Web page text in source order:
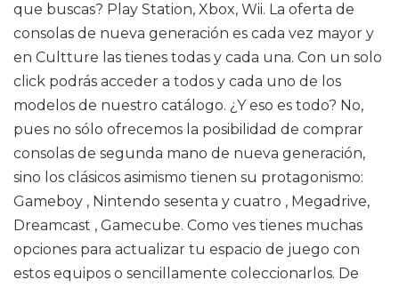
que buscas? Play Station, Xbox, Wii. La oferta de
consolas de nueva generación es cada vez mayor y
en Cultture las tienes todas y cada una. Con un solo
click podrás acceder a todos y cada uno de los
modelos de nuestro catálogo. ¿Y eso es todo? No,
pues no sólo ofrecemos la posibilidad de comprar
consolas de segunda mano de nueva generación,
sino los clásicos asimismo tienen su protagonismo:
Gameboy , Nintendo sesenta y cuatro , Megadrive,
Dreamcast , Gamecube. Como ves tienes muchas
opciones para actualizar tu espacio de juego con
estos equipos o sencillamente coleccionarlos. De